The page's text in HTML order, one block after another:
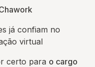
já confiam no
virtual
certo para o cargo